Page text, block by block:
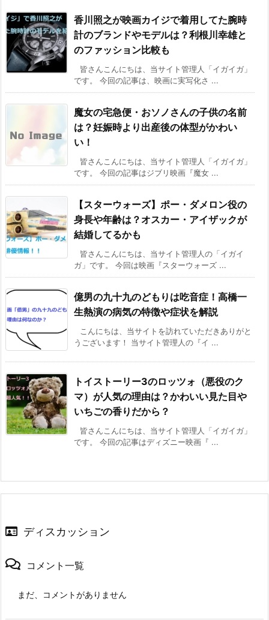
香川照之が映画カイジで着用してた腕時
計のブランドやモデルは？利根川幸雄と
のファッション比較も
皆さんこんにちは、当サイト管理人「イガイガ」
です。 今回の記事は、映画に実写化さ ...
魔女の宅急便・おソノさんの子供の名前
は？妊娠時より出産後の体型がかわい
い！
皆さんこんにちは、当サイト管理人「イガイガ」
です。 今回の記事はジブリ映画『魔女 ...
【スターウォーズ】ポー・ダメロン役の
身長や年齢は？オスカー・アイザックが
結婚してるかも
皆さんこんにちは、当サイト管理人の「イガイ
ガ」です。 今回は映画『スターウォーズ ...
億男の九十九のどもりは吃音症！高橋一
生熱演の病気の特徴や症状を解説
こんにちは、当サイトを訪れていただきありがと
うございます！ 当サイト管理人の『イ ...
トイストーリー3のロッツォ（悪役のク
マ）が人気の理由は？かわいい見た目や
いちごの香りだから？
皆さんこんにちは、当サイト管理人「イガイガ」
です。 今回の記事はディズニー映画『 ...
ディスカッション
コメント一覧
まだ、コメントがありません